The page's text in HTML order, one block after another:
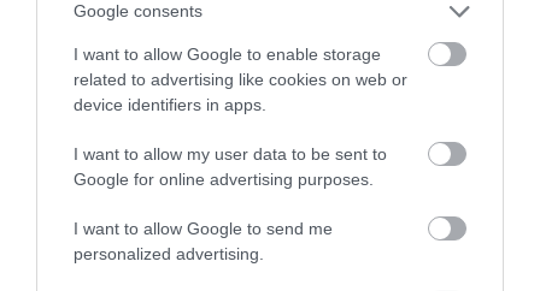
Google consents
I want to allow Google to enable storage
related to advertising like cookies on web or
device identifiers in apps.
I want to allow my user data to be sent to
Google for online advertising purposes.
I want to allow Google to send me
personalized advertising.
Értékelések
5 1